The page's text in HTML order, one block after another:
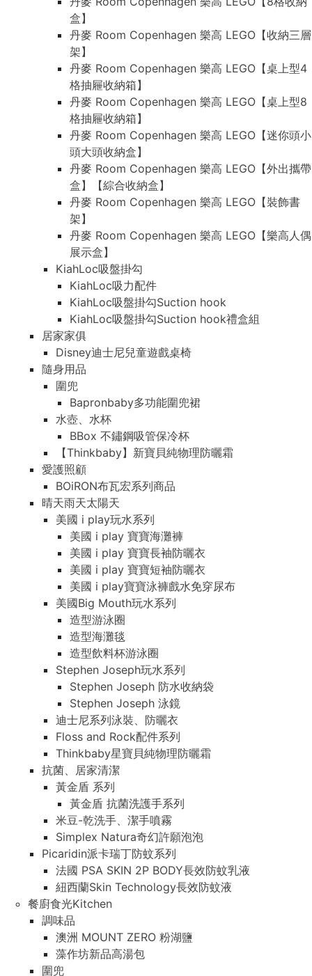
盒】
丹麥 Room Copenhagen 樂高 LEGO【收納三層
架】
丹麥 Room Copenhagen 樂高 LEGO【桌上型4
格抽屜收納箱】
丹麥 Room Copenhagen 樂高 LEGO【桌上型8
格抽屜收納箱】
丹麥 Room Copenhagen 樂高 LEGO【迷你頭小
頭大頭收納盒】
丹麥 Room Copenhagen 樂高 LEGO【外出攜帶
盒】【綜合收納盒】
丹麥 Room Copenhagen 樂高 LEGO【裝飾書
架】
丹麥 Room Copenhagen 樂高 LEGO【樂高人偶
展示盒】
KiahLoc吸盤掛勾
KiahLoc吸力配件
KiahLoc吸盤掛勾Suction hook
KiahLoc吸盤掛勾Suction hook禮盒組
居家家俱
Disney迪士尼兒童遊戲桌椅
隨身用品
圍兜
Bapronbaby多功能圍兜裙
水壺、水杯
BBox 不鏽鋼吸管保冷杯
【Thinkbaby】新寶貝純物理防曬霜
愛護照顧
BOiRON布瓦宏系列商品
晴天雨天太陽天
美國 i play玩水系列
美國 i play 寶寶海灘褲
美國 i play 寶寶長袖防曬衣
美國 i play 寶寶短袖防曬衣
美國 i play寶寶泳褲戲水免穿尿布
美國Big Mouth玩水系列
造型游泳圈
造型海灘毯
造型飲料杯游泳圈
Stephen Joseph玩水系列
Stephen Joseph 防水收納袋
Stephen Joseph 泳鏡
迪士尼系列泳裝、防曬衣
Floss and Rock配件系列
Thinkbaby星寶貝純物理防曬霜
抗菌、居家清潔
黃金盾 系列
黃金盾 抗菌洗護手系列
米豆-乾洗手、潔手噴霧
Simplex Natura奇幻許願泡泡
Picaridin派卡瑞丁防蚊系列
法國 PSA SKIN 2P BODY長效防蚊乳液
紐西蘭Skin Technology長效防蚊液
餐廚食光Kitchen
調味品
澳洲 MOUNT ZERO 粉湖鹽
藻作坊新品高湯包
圍兜